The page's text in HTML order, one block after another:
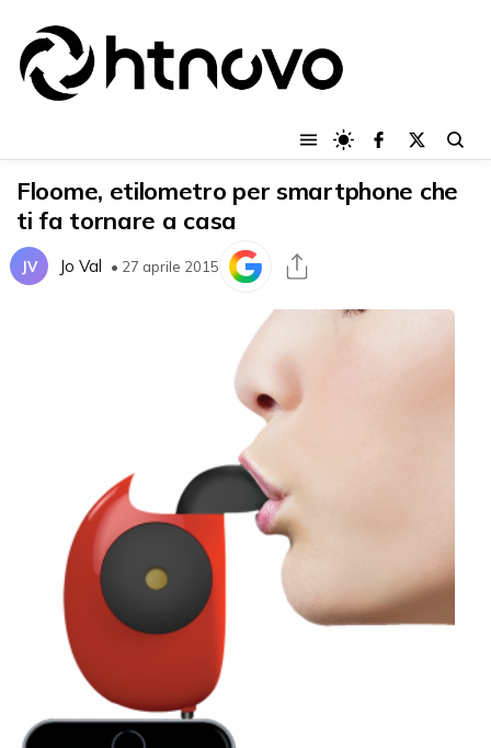
Floome, etilometro per smartphone che
ti fa tornare a casa
JV Jo Val • 27 aprile 2015